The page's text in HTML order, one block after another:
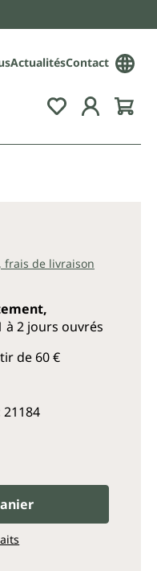
ActualitésContact
frais de livraison
à 2 jours ouvrés
de 60 €
21184
produit :